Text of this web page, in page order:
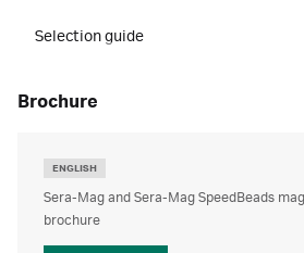
Selection guide
brochure
ENGLISH
Sera-Mag and Sera-Mag SpeedBeads
brochure